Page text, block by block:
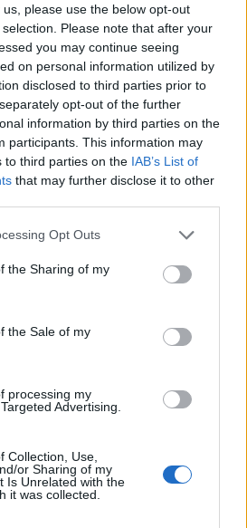
please use the below opt-out
Please note that after your
you may continue seeing
on personal information utilized by
disclosed to third parties prior to
opt-out of the further
information by third parties on the
participants. This information may
to third parties on the IAB’s List of
that may further disclose it to other
app uses one or more Google
usage behaviour. You may click to
Google and its third-party tags to
specified purposes in below Google
Opt Outs
the Sharing of my
the Sale of my
processing my
Advertising.
Collection, Use,
or Sharing of my
Is Unrelated with the
it was collected.